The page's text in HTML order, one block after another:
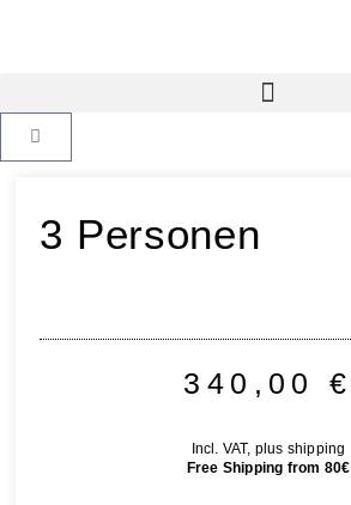
3 Personen
340,00€
Incl. VAT, plus shipping
Free Shipping from 80€